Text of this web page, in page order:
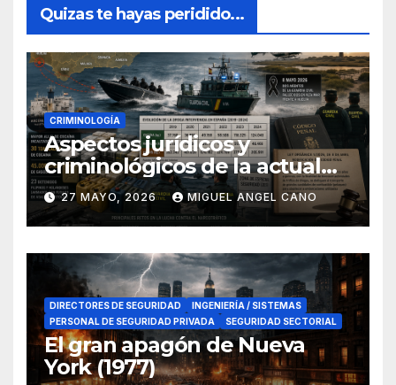
Quizas te hayas peridido...
CRIMINOLOGÍA
Aspectos jurídicos y
criminológicos de la actual
lucha contra el narcotráfico
en el sur de España
27 MAYO, 2026 MIGUEL ANGEL CANO
DIRECTORES DE SEGURIDAD
INGENIERÍA / SISTEMAS
PERSONAL DE SEGURIDAD PRIVADA
SEGURIDAD SECTORIAL
El gran apagón de Nueva
York (1977)